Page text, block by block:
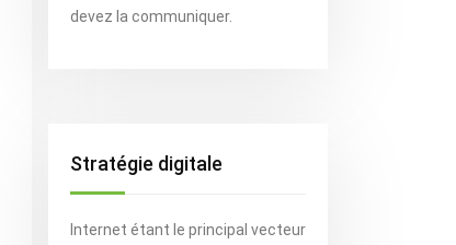
devez la communiquer.
Stratégie digitale
Internet étant le principal vecteur